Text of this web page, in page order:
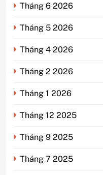
Tháng 6 2026
Tháng 5 2026
Tháng 4 2026
Tháng 2 2026
Tháng 1 2026
Tháng 12 2025
Tháng 9 2025
Tháng 7 2025